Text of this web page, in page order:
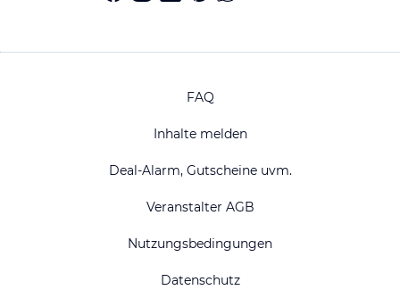
FAQ
Inhalte melden
Deal-Alarm, Gutscheine uvm.
Veranstalter AGB
Nutzungsbedingungen
Datenschutz